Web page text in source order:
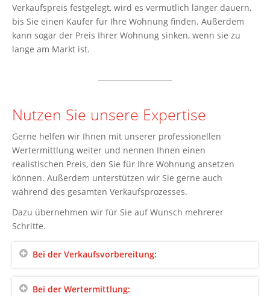
Verkaufspreis festgelegt, wird es vermutlich länger dauern,
bis Sie einen Käufer für Ihre Wohnung finden. Außerdem
kann sogar der Preis Ihrer Wohnung sinken, wenn sie zu
lange am Markt ist.
Nutzen Sie unsere Expertise
Gerne helfen wir Ihnen mit unserer professionellen
Wertermittlung weiter und nennen Ihnen einen
realistischen Preis, den Sie für Ihre Wohnung ansetzen
können. Außerdem unterstützen wir Sie gerne auch
während des gesamten Verkaufsprozesses.
Dazu übernehmen wir für Sie auf Wunsch mehrerer
Schritte.
Bei der Verkaufsvorbereitung:
Bei der Wertermittlung: